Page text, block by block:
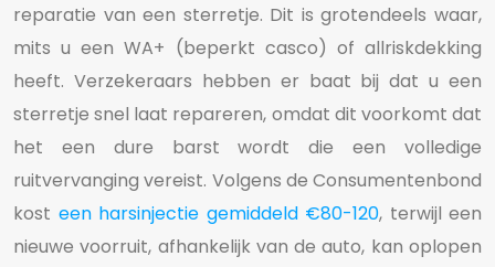
reparatie van een sterretje. Dit is grotendeels waar,
mits u een WA+ (beperkt casco) of allriskdekking
heeft. Verzekeraars hebben er baat bij dat u een
sterretje snel laat repareren, omdat dit voorkomt dat
het een dure barst wordt die een volledige
ruitvervanging vereist. Volgens de Consumentenbond
kost een harsinjectie gemiddeld €80-120, terwijl een
nieuwe voorruit, afhankelijk van de auto, kan oplopen